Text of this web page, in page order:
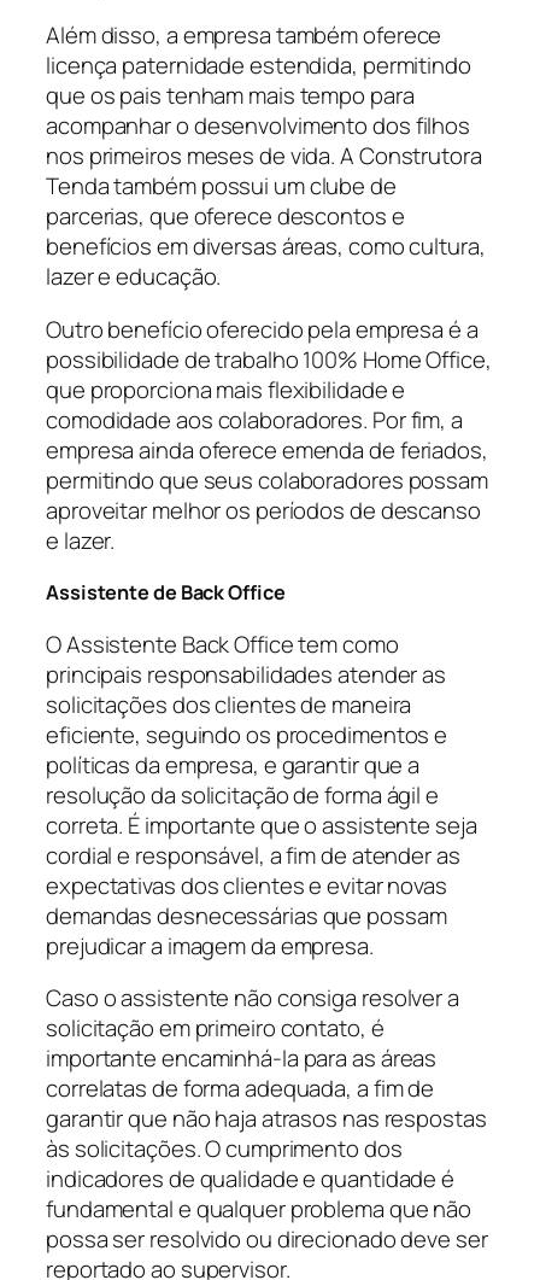
Além disso, a empresa também oferece
licença paternidade estendida, permitindo
que os pais tenham mais tempo para
acompanhar o desenvolvimento dos filhos
nos primeiros meses de vida. A Construtora
Tenda também possui um clube de
parcerias, que oferece descontos e
benefícios em diversas áreas, como cultura,
lazer e educação.
Outro benefício oferecido pela empresa é a
possibilidade de trabalho 100% Home Office,
que proporciona mais flexibilidade e
comodidade aos colaboradores. Por fim, a
empresa ainda oferece emenda de feriados,
permitindo que seus colaboradores possam
aproveitar melhor os períodos de descanso
e lazer.
Assistente de Back Office
O Assistente Back Office tem como
principais responsabilidades atender as
solicitações dos clientes de maneira
eficiente, seguindo os procedimentos e
políticas da empresa, e garantir que a
resolução da solicitação de forma ágil e
correta. É importante que o assistente seja
cordial e responsável, a fim de atender as
expectativas dos clientes e evitar novas
demandas desnecessárias que possam
prejudicar a imagem da empresa.
Caso o assistente não consiga resolver a
solicitação em primeiro contato, é
importante encaminhá-la para as áreas
correlatas de forma adequada, a fim de
garantir que não haja atrasos nas respostas
às solicitações. O cumprimento dos
indicadores de qualidade e quantidade é
fundamental e qualquer problema que não
possa ser resolvido ou direcionado deve ser
reportado ao supervisor.